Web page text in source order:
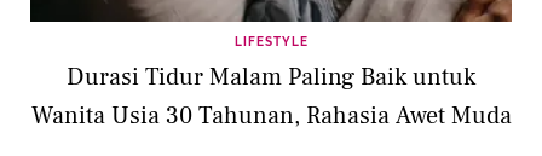
LIFESTYLE
Durasi Tidur Malam Paling Baik untuk
Wanita Usia 30 Tahunan, Rahasia Awet Muda